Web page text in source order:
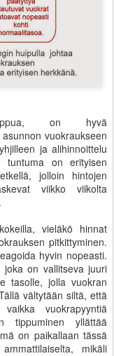
loppua, on hyvä
vuokraukseen
ja alihinnoittelu
tuntuma on erityisen
jolloin hintojen
viikko viikolta
vieläkö hinnat
pitkittyminen.
hyvin nopeasti.
on vallitseva juuri
tasolle, jolla vuokran
vältytään siltä, että
vuokrapyyntiä
tippuminen yllättää
on paikallaan tässä
mikäli